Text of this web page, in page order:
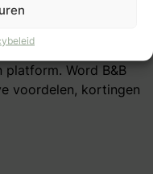
tips en
Word B&B
voordelen, kortingen